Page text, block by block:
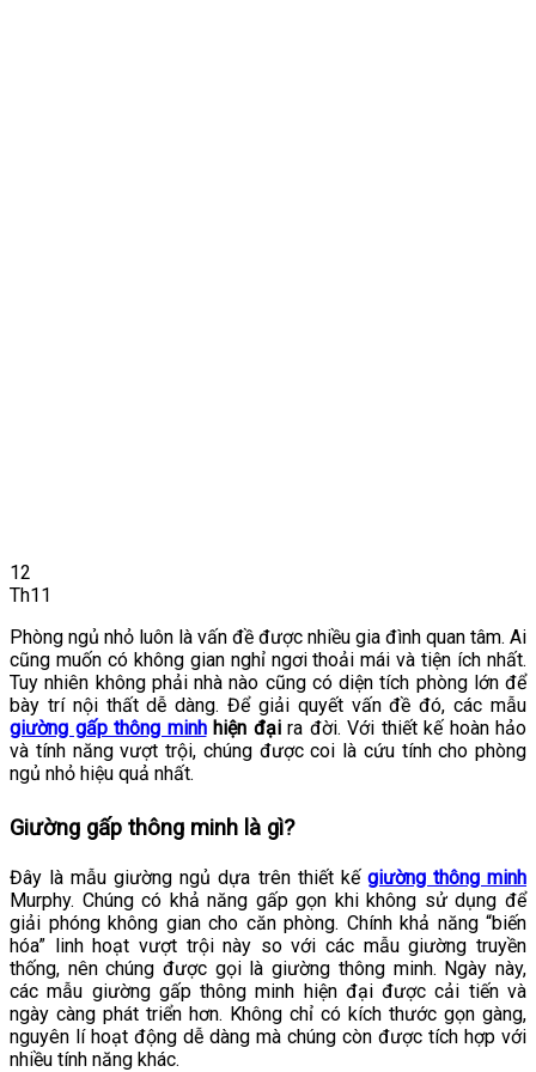
12
Th11
Phòng ngủ nhỏ luôn là vấn đề được nhiều gia đình quan tâm. Ai
cũng muốn có không gian nghỉ ngơi thoải mái và tiện ích nhất.
Tuy nhiên không phải nhà nào cũng có diện tích phòng lớn để
bày trí nội thất dễ dàng. Để giải quyết vấn đề đó, các mẫu
giường gấp thông minhhiện đạira đời. Với thiết kế hoàn hảo
và tính năng vượt trội, chúng được coi là cứu tính cho phòng
ngủ nhỏ hiệu quả nhất.
Giường gấp thông minh là gì?
Đây là mẫu giường ngủ dựa trên thiết kế giường thông minh
Murphy. Chúng có khả năng gấp gọn khi không sử dụng để
giải phóng không gian cho căn phòng. Chính khả năng “biến
hóa” linh hoạt vượt trội này so với các mẫu giường truyền
thống, nên chúng được gọi là giường thông minh. Ngày này,
các mẫu giường gấp thông minh hiện đại được cải tiến và
ngày càng phát triển hơn. Không chỉ có kích thước gọn gàng,
nguyên lí hoạt động dễ dàng mà chúng còn được tích hợp với
nhiều tính năng khác.